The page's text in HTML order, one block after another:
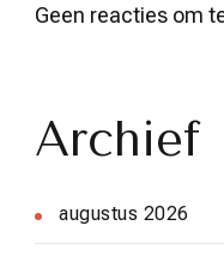
Geen reacties om
Archief
augustus 2026